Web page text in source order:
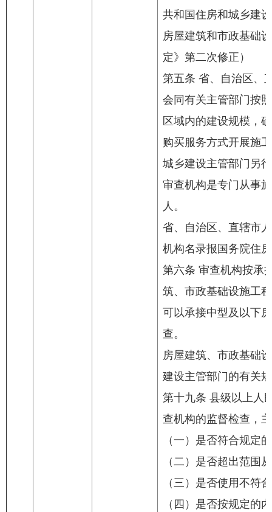
共和国住房和城乡建
房屋建筑和市政基础
定》第二次修正）
第五条 省、自治区、
会同有关主管部门按
区域内的建设规模，
购买服务方式开展施
城乡建设主管部门另
审查机构是专门从事
人。
省、自治区、直辖市
机构名录报国务院住
第六条 审查机构按承
筑、市政基础设施工
可以承接中型及以下
查。
房屋建筑、市政基础
建设主管部门的有关
第十九条 县级以上人
查机构的监督检查，
（一）是否符合规定
（二）是否超出范围
（三）是否使用不符
（四）是否按规定的